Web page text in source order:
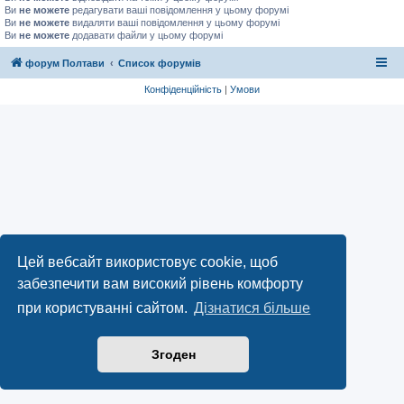
Цей вебсайт використовує cookie, щоб
забезпечити вам високий рівень комфорту
при користуванні сайтом. Дізнатися більше
Згоден
Ви не можете редагувати ваші повідомлення у цьому форумі
Ви не можете видаляти ваші повідомлення у цьому форумі
Ви не можете додавати файли у цьому форумі
форум Полтави Список форумів
Конфіденційність | Умови